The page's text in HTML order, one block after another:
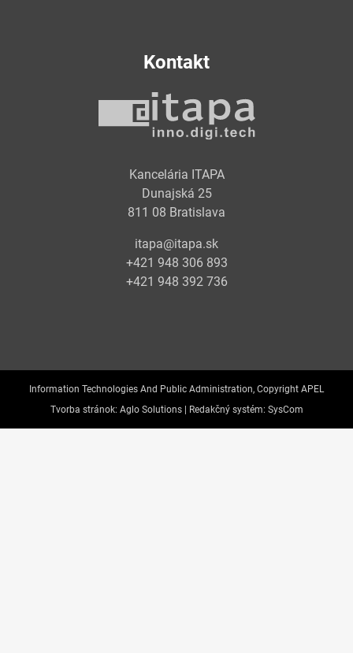
Kontakt
Kancelária ITAPA
Dunajská 25
811 08 Bratislava
itapa@itapa.sk
+421 948 306 893
+421 948 392 736
Information Technologies And Public Administration, Copyright APEL
Tvorba stránok: Aglo Solutions | Redakčný systém: SysCom